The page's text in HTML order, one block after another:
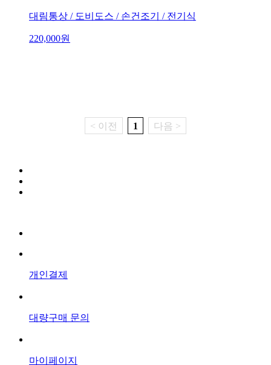
대림통상 / 도비도스 / 손건조기 / 전기식
220,000원
< 이전 1 다음 >
개인결제
대량구매 문의
마이페이지